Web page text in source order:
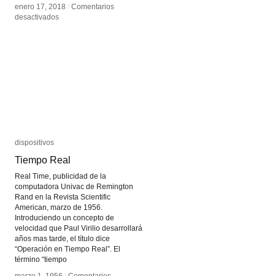
enero 17, 2018 / Comentarios
desactivadosen
enero 17, 2018 / Comentarios
desactivadosen
dispositivos
Tiempo Real
Real Time, publicidad de la
computadora Univac de Remington
Rand en la Revista Scientific
American, marzo de 1956.
Introduciendo un concepto de
velocidad que Paul Virilio desarrollará
años mas tarde, el título dice
“Operación en Tiempo Real”. El
término “tiempo
dispositivos
Tiempo Real